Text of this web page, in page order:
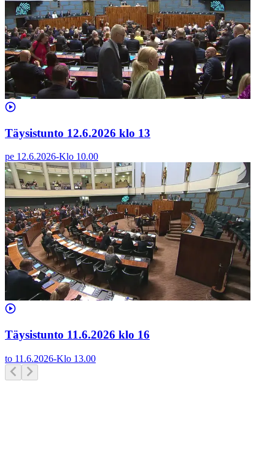
Täysistunto 12.6.2026 klo 13
pe 12.6.2026-Klo 10.00
Täysistunto 11.6.2026 klo 16
to 11.6.2026-Klo 13.00